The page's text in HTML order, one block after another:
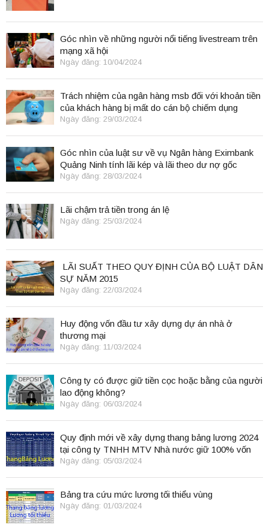
Góc nhìn về những người nổi tiếng livestream trên
mạng xã hội
Ngày đăng: 10/04/2024
Trách nhiệm của ngân hàng msb đối với khoản tiền
của khách hàng bị mất do cán bộ chiếm dụng
Ngày đăng: 29/03/2024
Góc nhìn của luật sư về vụ Ngân hàng Eximbank
Quảng Ninh tính lãi kép và lãi theo dư nợ gốc
Ngày đăng: 28/03/2024
Lãi chậm trả tiền trong án lệ
Ngày đăng: 25/03/2024
LÃI SUẤT THEO QUY ĐỊNH CỦA BỘ LUẬT DÂN
SỰ NĂM 2015
Ngày đăng: 22/03/2024
Huy động vốn đầu tư xây dựng dự án nhà ở
thương mại
Ngày đăng: 11/03/2024
Công ty có được giữ tiền cọc hoặc bằng của người
lao động không?
Ngày đăng: 06/03/2024
Quy định mới về xây dựng thang bảng lương 2024
tại công ty TNHH MTV Nhà nước giữ 100% vốn
điều lệ
Ngày đăng: 05/03/2024
Bảng tra cứu mức lương tối thiểu vùng
Ngày đăng: 01/03/2024